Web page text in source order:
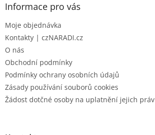
Informace pro vás
Moje objednávka
Kontakty | czNARADI.cz
O nás
Obchodní podmínky
Podmínky ochrany osobních údajů
Zásady používání souborů cookies
Žádost dotčné osoby na uplatnění jejich práv